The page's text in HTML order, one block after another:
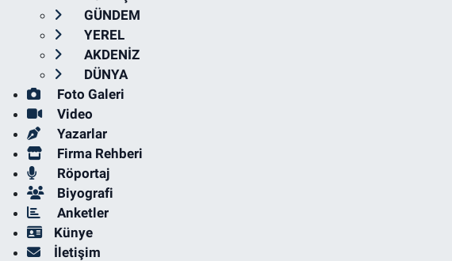
GÜNDEM
YEREL
AKDENİZ
DÜNYA
Foto Galeri
Video
Yazarlar
Firma Rehberi
Röportaj
Biyografi
Anketler
Künye
İletişim